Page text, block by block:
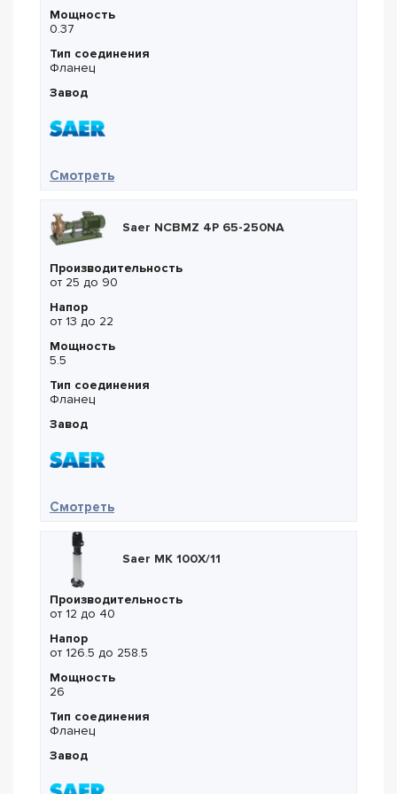
Мощность
0.37
Тип соединения
Фланец
Завод
Смотреть— Saer IR4P 40-125A
Saer NCBMZ 4P 65-250NA
Производительность
от 25 до 90
Напор
от 13 до 22
Мощность
5.5
Тип соединения
Фланец
Завод
Смотреть— Saer NCBMZ 4P 65-250NA
Saer MK 100X/11
Производительность
от 12 до 40
Напор
от 126.5 до 258.5
Мощность
26
Тип соединения
Фланец
Завод